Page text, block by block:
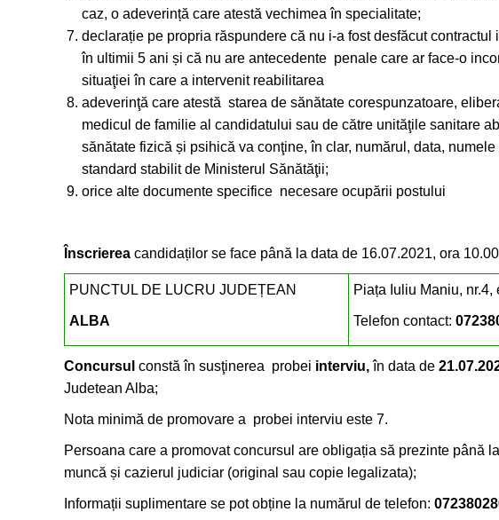
caz, o adeverință care atestă vechimea în specialitate;
declarație pe propria răspundere că nu i-a fost desfăcut
în ultimii 5 ani și că nu are antecedente penale care ar face-o
situaţiei în care a intervenit reabilitarea
adeverinţă care atestă starea de sănătate corespunzatoare,
medicul de familie al candidatului sau de către unităţile sanitare
sănătate fizică și psihică va conţine, în clar, numărul, data,
standard stabilit de Ministerul Sănătăţii;
orice alte documente specifice necesare ocupării postului
Înscrierea candidaților se face până la data de 16.07.2021, ora
PUNCTUL DE LUCRU JUDEȚEAN
ALBA
Piața Iuliu Maniu,
Telefon contact:
Concursul constă în susţinerea probei interviu,în data de
Judetean Alba;
Nota minimă de promovare a probei interviu este 7.
Persoana care a promovat concursul are obligația să prezinte până
muncă și cazierul judiciar (original sau copie legalizata);
Informații suplimentare se pot obține la numărul de telefon: